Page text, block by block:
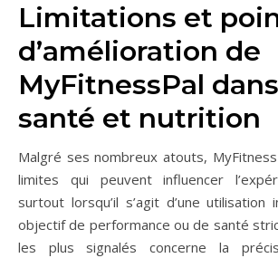
Limitations et
d’amélioration de
MyFitnessPal
santé et nutrition
Malgré ses nombreux atouts,
limites qui peuvent influencer
surtout lorsqu’il s’agit d’une utilisation
objectif de performance ou de santé
les plus signalés concerne la